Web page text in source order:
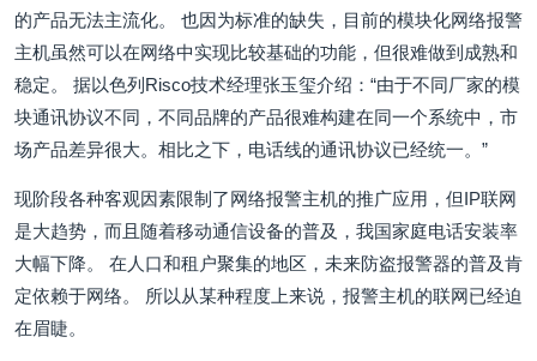
的产品无法主流化。 也因为标准的缺失，目前的模块化网络报警
主机虽然可以在网络中实现比较基础的功能，但很难做到成熟和
稳定。 据以色列Risco技术经理张玉玺介绍：“由于不同厂家的模
块通讯协议不同，不同品牌的产品很难构建在同一个系统中，市
场产品差异很大。相比之下，电话线的通讯协议已经统一。”
现阶段各种客观因素限制了网络报警主机的推广应用，但IP联网
是大趋势，而且随着移动通信设备的普及，我国家庭电话安装率
大幅下降。 在人口和租户聚集的地区，未来防盗报警器的普及肯
定依赖于网络。 所以从某种程度上来说，报警主机的联网已经迫
在眉睫。